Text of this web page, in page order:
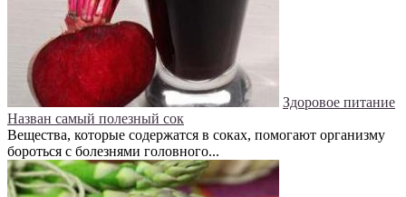
Здоровое питание
Назван самый полезный сок
Вещества, которые содержатся в соках, помогают организму
бороться с болезнями головного...